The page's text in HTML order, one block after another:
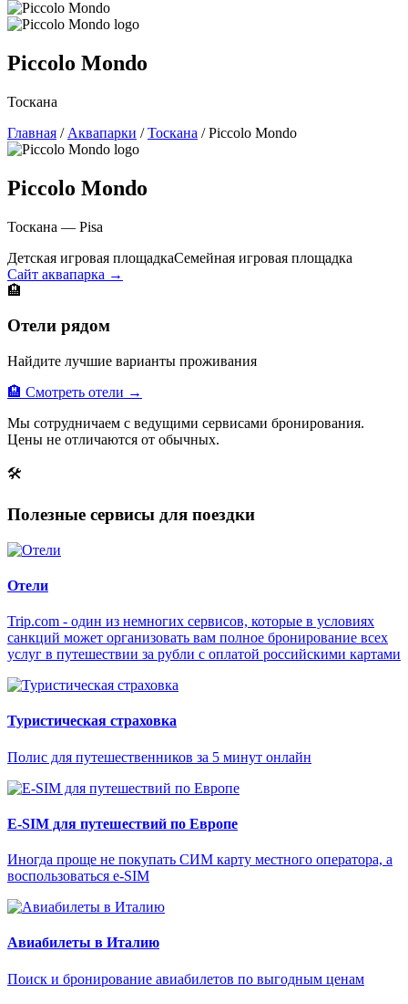
Piccolo Mondo
Тоскана
Главная / Аквапарки / Тоскана / Piccolo Mondo
Piccolo Mondo
Тоскана — Pisa
Детская игровая площадкаСемейная игровая площадка
Сайт аквапарка →
🏨
Отели рядом
Найдите лучшие варианты проживания
🏨 Смотреть отели →
Мы сотрудничаем с ведущими сервисами бронирования.
Цены не отличаются от обычных.
🛠
Полезные сервисы для поездки
Отели
Trip.com - один из немногих сервисов, которые в условиях
санкций может организовать вам полное бронирование всех
услуг в путешествии за рубли с оплатой российскими картами
Туристическая страховка
Полис для путешественников за 5 минут онлайн
E-SIM для путешествий по Европе
Иногда проще не покупать СИМ карту местного оператора, а
воспользоваться e-SIM
Авиабилеты в Италию
Поиск и бронирование авиабилетов по выгодным ценам